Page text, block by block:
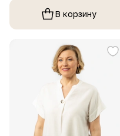
В корзину